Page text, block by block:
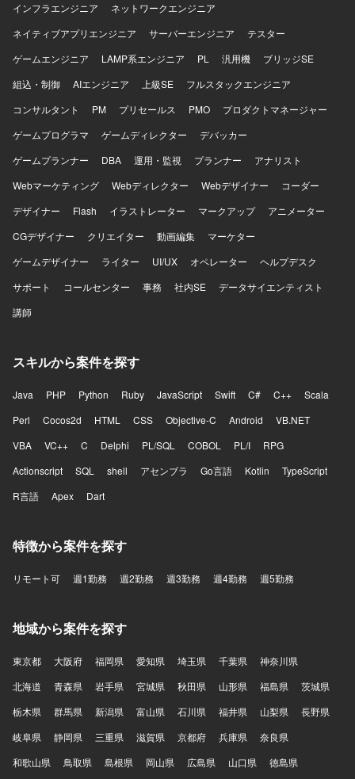
発環境】 ミドルカジュアルゲームの運営プロジェクトにお
いて、各種KPIデータを活用した分析および資料作成を行う
環境で業務を進めていただきます。
インフラエンジニア
ネットワークエンジニア
ネイティブアプリエンジニア
サーバーエンジニア
テスター
ゲームエンジニア
LAMP系エンジニア PL 汎用機
ブリッジSE
組込・制御
AIエンジニア 上級SE
フルスタックエンジニア
コンサルタント
PM プリセールス PMO
プロダクトマネージャー
ゲームプログラマ
ゲームディレクター
デバッカー
ゲームプランナー
DBA 運用・監視 プランナー
アナリスト
Webマーケティング
Webディレクター Webデザイナー
コーダー
デザイナー
Flash イラストレーター マークアップ
アニメーター
CGデザイナー
クリエイター 動画編集
マーケター
ゲームデザイナー
ライター UI/UX オペレーター
ヘルプデスク
サポート
コールセンター 事務 社内SE
データサイエンティスト
講師
スキルから案件を探す
Java PHP Python Ruby JavaScript Swift C# C++
Scala
Perl
Cocos2d HTML CSS Objective-C Android
VB.NET
VBA
VC++ C Delphi PL/SQL COBOL PL/I
RPG
Actionscript
SQL shell アセンブラ Go言語 Kotlin
TypeScript
R言語
Apex Dart
特徴から案件を探す
リモート可 週1勤務 週2勤務 週3勤務 週4勤務 週5勤務
地域から案件を探す
東京都 大阪府 福岡県 愛知県 埼玉県 千葉県
神奈川県
北海道
青森県 岩手県 宮城県 秋田県 山形県 福島県
茨城県
栃木県
群馬県 新潟県 富山県 石川県 福井県 山梨県
長野県
岐阜県
静岡県 三重県 滋賀県 京都府 兵庫県
奈良県
和歌山県
鳥取県 島根県 岡山県 広島県 山口県 徳島県